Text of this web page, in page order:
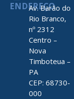
ENDEREÇO
Av. Barão do
Rio Branco,
nº 2312
Centro –
Nova
Timboteua –
PA
CEP: 68730-
000